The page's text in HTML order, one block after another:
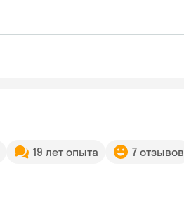
19 лет опыта 7 отзывов